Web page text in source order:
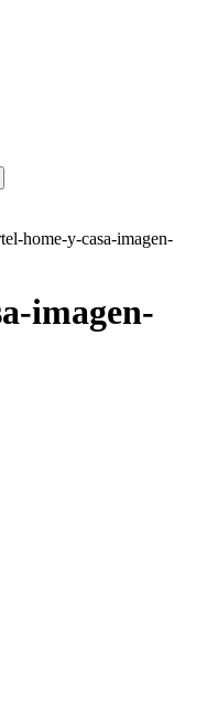
home-y-casa-imagen-
imagen-